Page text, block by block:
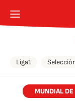
Liga1
MUNDIAL